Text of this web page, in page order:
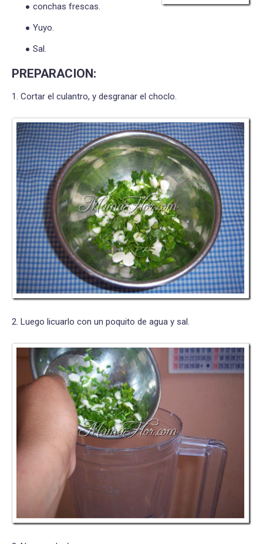
conchas frescas.
Yuyo.
Sal.
PREPARACION:
1. Cortar el culantro, y desgranar el choclo.
2. Luego licuarlo con un poquito de agua y sal.